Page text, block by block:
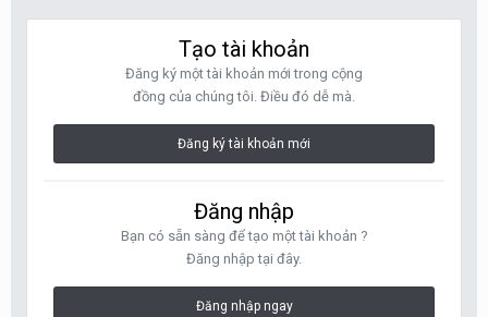
Tạo tài khoản
Đăng ký một tài khoản mới trong cộng
đồng của chúng tôi. Điều đó dễ mà.
Đăng ký tài khoản mới
Đăng nhập
Bạn có sẵn sàng để tạo một tài khoản ?
Đăng nhập tại đây.
Đăng nhập ngay